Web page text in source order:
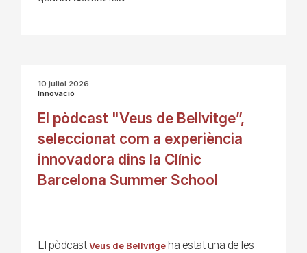
10 juliol 2026
Innovació
El pòdcast "Veus de Bellvitge”,
seleccionat com a experiència
innovadora dins la Clínic
Barcelona Summer School
El pòdcast Veus de Bellvitgeha estat una de les